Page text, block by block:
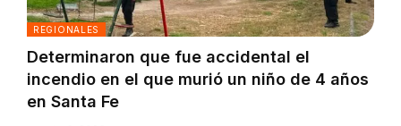
REGIONALES
Determinaron que fue accidental el
incendio en el que murió un niño de 4 años
en Santa Fe